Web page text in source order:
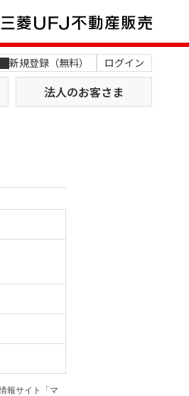
新規登録（無料） ログイン
法人のお客さま
コラム）
コラム）
報サイト「マ